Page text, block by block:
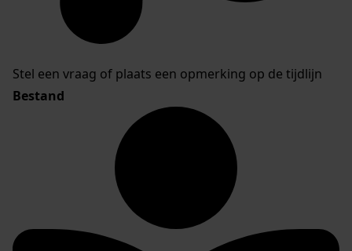
Stel een vraag of plaats een opmerking op de tijdlijn
Bestand